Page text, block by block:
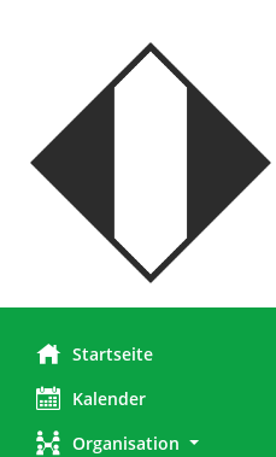
Startseite
Kalender
Organisation